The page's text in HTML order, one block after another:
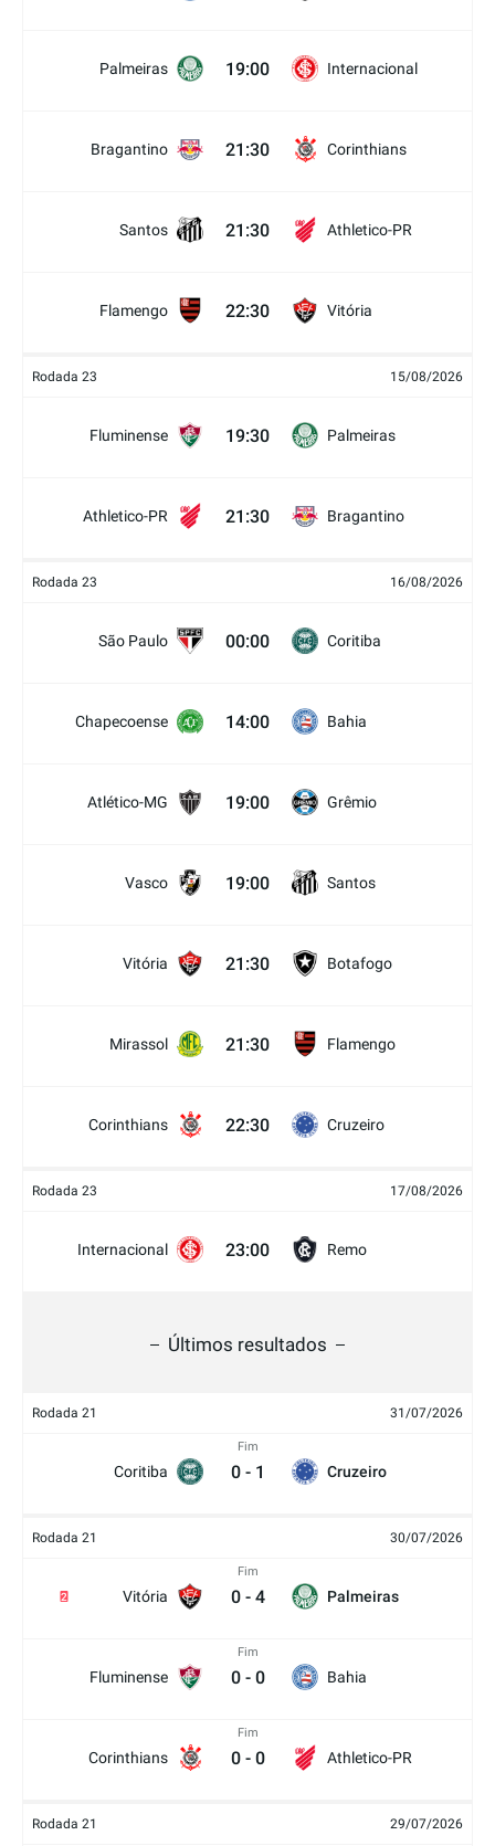
Palmeiras 19:00 Internacional
Bragantino 21:30 Corinthians
Santos 21:30 Athletico-PR
Flamengo 22:30 Vitória
Rodada 23 15/08/2026
Fluminense 19:30 Palmeiras
Athletico-PR 21:30 Bragantino
Rodada 23 16/08/2026
São Paulo 00:00 Coritiba
Chapecoense 14:00 Bahia
Atlético-MG 19:00 Grêmio
Vasco 19:00 Santos
Vitória 21:30 Botafogo
Mirassol 21:30 Flamengo
Corinthians 22:30 Cruzeiro
Rodada 23 17/08/2026
Internacional 23:00 Remo
Últimos resultados
Rodada 21 31/07/2026
Coritiba
Fim
0 - 1 Cruzeiro
Rodada 21 30/07/2026
Vitória
2
Fim
0 - 4 Palmeiras
Fluminense
Fim
0 - 0 Bahia
Corinthians
Fim
0 - 0 Athletico-PR
Rodada 21 29/07/2026